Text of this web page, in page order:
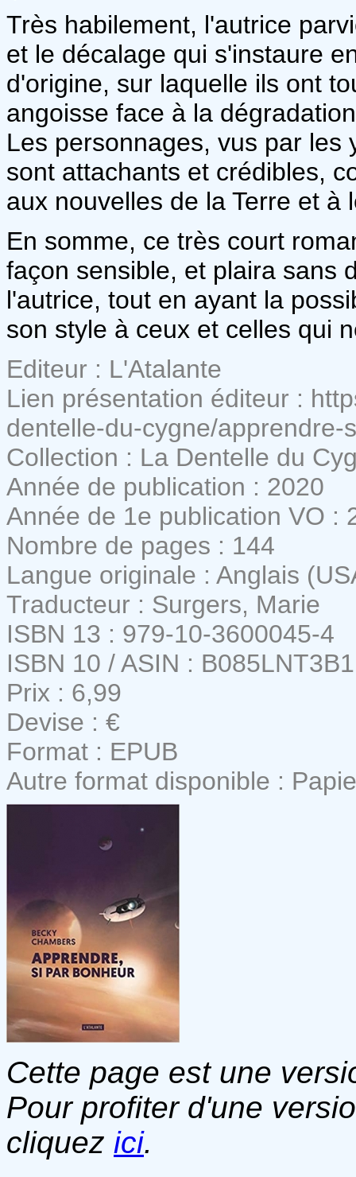
Très habilement, l'autrice
et le décalage qui s'instaure
d'origine, sur laquelle ils ont
angoisse face à la
Les personnages, vus par les
sont attachants et crédibles,
aux nouvelles de la Terre et à
En somme, ce très court
façon sensible, et plaira sans
l'autrice, tout en ayant la
son style à ceux et celles qui
Editeur : L'Atalante
Lien présentation éditeur :
dentelle-du-cygne/
Collection : La Dentelle du
Année de publication : 2020
Année de 1e publication VO :
Nombre de pages : 144
Langue originale : Anglais
Traducteur : Surgers, Marie
ISBN 13 : 979-10-3600045-4
ISBN 10 / ASIN : B085LNT3B1
Prix : 6,99
Devise : €
Format : EPUB
Autre format disponible :
Cette page est une
Pour profiter d'une
cliquez ici.